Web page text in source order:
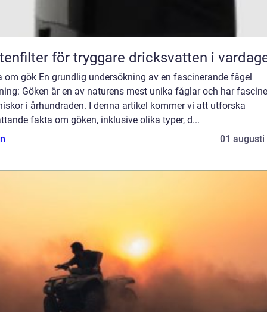
för tryggare dricksvatten i
om gök En grundlig undersökning av en fascinerande fågel
Göken är en av naturens mest unika fåglar och har
i århundraden. I denna artikel kommer vi att utforska
fakta om göken, inklusive olika typer, d...
01 augusti